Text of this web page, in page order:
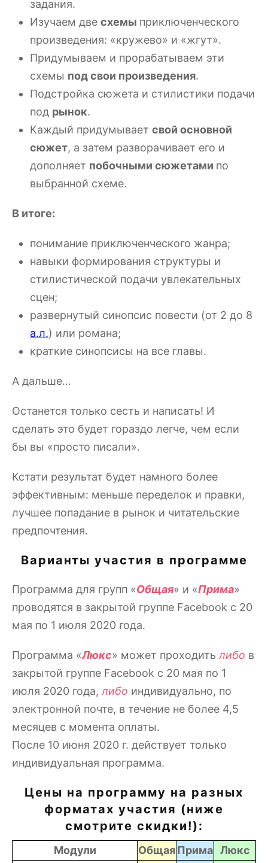
задания.
Изучаем две схемы приключенческого
произведения: «кружево» и «жгут».
Придумываем и прорабатываем эти
схемы под свои произведения.
Подстройка сюжета и стилистики подачи
под рынок.
Каждый придумывает свой основной
сюжет, а затем разворачивает его и
дополняет побочными сюжетами по
выбранной схеме.
В итоге:
понимание приключенческого жанра;
навыки формирования структуры и
стилистической подачи увлекательных
сцен;
развернутый синопсис повести (от 2 до 8
а.л.) или романа;
краткие синопсисы на все главы.
А дальше…
Останется только сесть и написать! И
сделать это будет гораздо легче, чем если
бы вы «просто писали».
Кстати результат будет намного более
эффективным: меньше переделок и правки,
лучшее попадание в рынок и читательские
предпочтения.
Варианты участия в программе
Программа для групп «Общая» и «Прима»
проводятся в закрытой группе Facebook с 20
мая по 1 июля 2020 года.
Программа «Люкс» может проходить либо в
закрытой группе Facebook с 20 мая по 1
июля 2020 года, либо индивидуально, по
электронной почте, в течение не более 4,5
месяцев с момента оплаты.
После 10 июня 2020 г. действует только
индивидуальная программа.
Цены на программу на разных
форматах участия (ниже
смотрите скидки!):
Модули ОбщаяПрима Люкс